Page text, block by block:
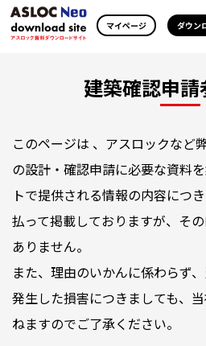
マイページ ダウン
建築確認申
このページは 、アスロックなど
の設計・確認申請に必要な資料
トで提供される情報の内容につ
払って掲載しておりますが、そ
ありません。
また、理由のいかんに係わらず
発生した損害につきましても、
ねますのでご了承ください。